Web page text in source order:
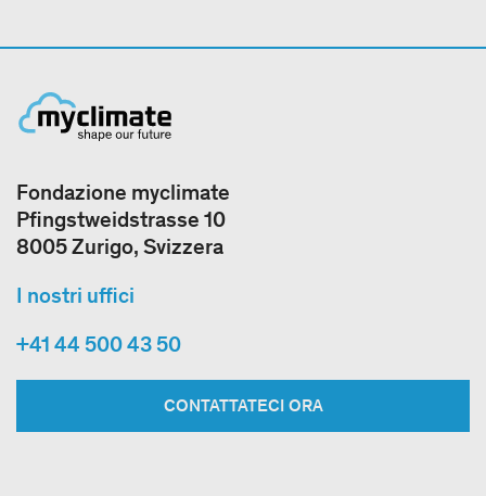
Fondazione myclimate
Pfingstweidstrasse 10
8005 Zurigo, Svizzera
I nostri uffici
+41 44 500 43 50
CONTATTATECI ORA